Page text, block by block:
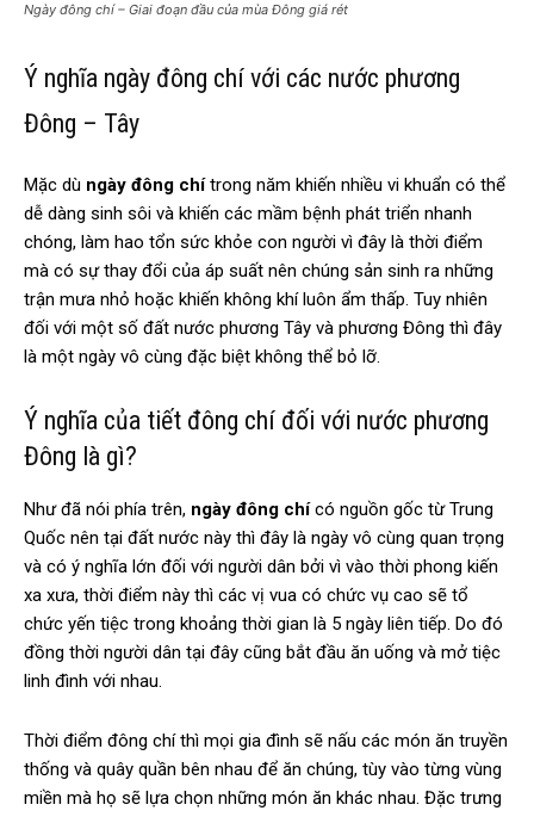
Ngày đông chí – Giai đoạn đầu của mùa Đông giá rét
Ý nghĩa ngày đông chí với các nước phương
Đông – Tây
Mặc dù ngày đông chítrong năm khiến nhiều vi khuẩn có thể
dễ dàng sinh sôi và khiến các mầm bệnh phát triển nhanh
chóng, làm hao tổn sức khỏe con người vì đây là thời điểm
mà có sự thay đổi của áp suất nên chúng sản sinh ra những
trận mưa nhỏ hoặc khiến không khí luôn ẩm thấp. Tuy nhiên
đối với một số đất nước phương Tây và phương Đông thì đây
là một ngày vô cùng đặc biệt không thể bỏ lỡ.
Ý nghĩa của tiết đông chí đối với nước phương
Đông là gì?
Như đã nói phía trên, ngày đông chícó nguồn gốc từ Trung
Quốc nên tại đất nước này thì đây là ngày vô cùng quan trọng
và có ý nghĩa lớn đối với người dân bởi vì vào thời phong kiến
xa xưa, thời điểm này thì các vị vua có chức vụ cao sẽ tổ
chức yến tiệc trong khoảng thời gian là 5 ngày liên tiếp. Do đó
đồng thời người dân tại đây cũng bắt đầu ăn uống và mở tiệc
linh đình với nhau.
Thời điểm đông chí thì mọi gia đình sẽ nấu các món ăn truyền
thống và quây quần bên nhau để ăn chúng, tùy vào từng vùng
miền mà họ sẽ lựa chọn những món ăn khác nhau. Đặc trưng